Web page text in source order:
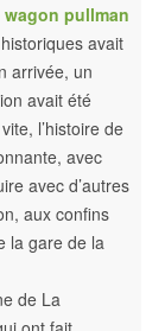
wagon pullman
avait
arrivée, un
avait été
l’histoire de
avec
avec d’autres
aux confins
la gare de la
de La